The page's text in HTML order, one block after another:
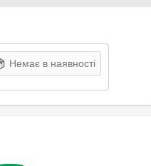
Немає в наявності